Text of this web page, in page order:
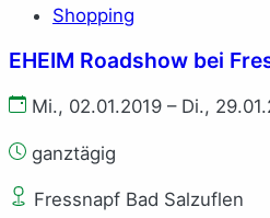
Shopping
EHEIM Roadshow bei
Mi., 02.01.2019 – Di.,
ganztägig
Fressnapf Bad Salzuflen